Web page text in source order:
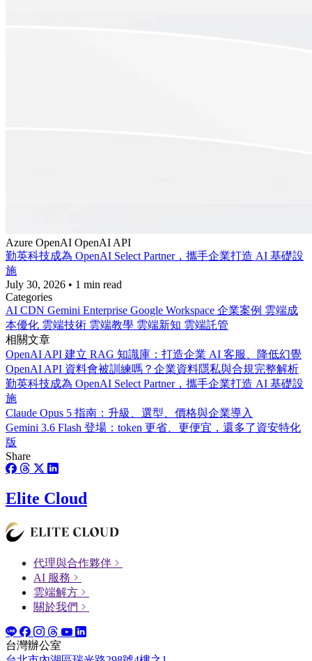
Azure OpenAI OpenAI API
勤英科技成為 OpenAI Select Partner，攜手企業打造 AI 基礎設
施
July 30, 2026 • 1 min read
Categories
AI CDN Gemini Enterprise Google Workspace 企業案例 雲端成
本優化 雲端技術 雲端教學 雲端新知 雲端託管
相關文章
OpenAI API 建立 RAG 知識庫：打造企業 AI 客服、降低幻覺
OpenAI API 資料會被訓練嗎？企業資料隱私與合規完整解析
勤英科技成為 OpenAI Select Partner，攜手企業打造 AI 基礎設
施
Claude Opus 5 指南：升級、選型、價格與企業導入
Gemini 3.6 Flash 登場：token 更省、更便宜，還多了資安特化
版
Share
Elite Cloud
代理與合作夥伴
AI 服務
雲端解方
關於我們
台灣辦公室